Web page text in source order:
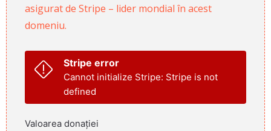
asigurat de Stripe – lider mondial în acest
domeniu.
Stripe error
Cannot initialize Stripe: Stripe is not
defined
Valoarea donației